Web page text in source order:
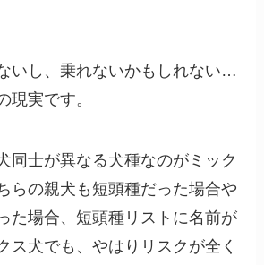
いし、乗れないかもしれない…
現実です。
同士が異なる犬種なのがミック
らの親犬も短頭種だった場合や
た場合、短頭種リストに名前が
ス犬でも、やはりリスクが全く